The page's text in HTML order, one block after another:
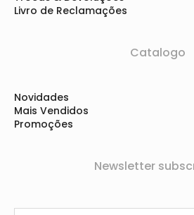
Livro de Reclamações
Catalogo
Novidades
Mais Vendidos
Promoções
Newsletter